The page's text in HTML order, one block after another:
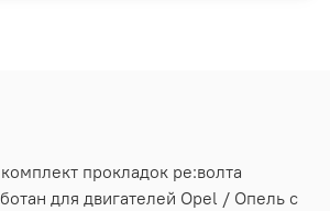
прокладок ре:волта
для двигателей Opel / Опель с